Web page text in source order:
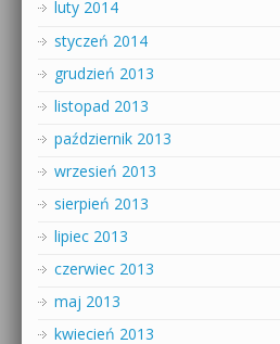
luty 2014
styczeń 2014
grudzień 2013
listopad 2013
październik 2013
wrzesień 2013
sierpień 2013
lipiec 2013
czerwiec 2013
maj 2013
kwiecień 2013